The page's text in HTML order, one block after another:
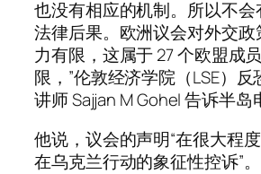
也没有相应的机制。所以不会
法律后果。欧洲议会对外交政
力有限，这属于 27 个欧盟成
限，”伦敦经济学院（LSE）
讲师 Sajjan M Gohel 告诉半岛
他说，议会的声明“在很大程
在乌克兰行动的象征性控诉”。